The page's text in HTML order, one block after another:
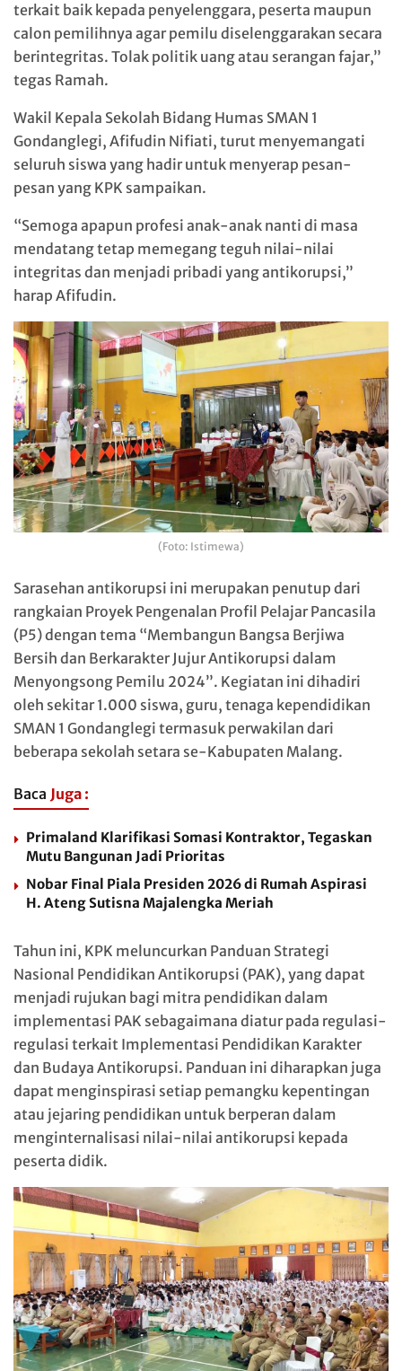
terkait baik kepada penyelenggara, peserta maupun
calon pemilihnya agar pemilu diselenggarakan secara
berintegritas. Tolak politik uang atau serangan fajar,”
tegas Ramah.
Wakil Kepala Sekolah Bidang Humas SMAN 1
Gondanglegi, Afifudin Nifiati, turut menyemangati
seluruh siswa yang hadir untuk menyerap pesan-
pesan yang KPK sampaikan.
“Semoga apapun profesi anak-anak nanti di masa
mendatang tetap memegang teguh nilai-nilai
integritas dan menjadi pribadi yang antikorupsi,”
harap Afifudin.
(Foto: Istimewa)
Sarasehan antikorupsi ini merupakan penutup dari
rangkaian Proyek Pengenalan Profil Pelajar Pancasila
(P5) dengan tema “Membangun Bangsa Berjiwa
Bersih dan Berkarakter Jujur Antikorupsi dalam
Menyongsong Pemilu 2024”. Kegiatan ini dihadiri
oleh sekitar 1.000 siswa, guru, tenaga kependidikan
SMAN 1 Gondanglegi termasuk perwakilan dari
beberapa sekolah setara se-Kabupaten Malang.
Baca Juga :
Primaland Klarifikasi Somasi Kontraktor, Tegaskan
Mutu Bangunan Jadi Prioritas
Nobar Final Piala Presiden 2026 di Rumah Aspirasi
H. Ateng Sutisna Majalengka Meriah
Tahun ini, KPK meluncurkan Panduan Strategi
Nasional Pendidikan Antikorupsi (PAK), yang dapat
menjadi rujukan bagi mitra pendidikan dalam
implementasi PAK sebagaimana diatur pada regulasi-
regulasi terkait Implementasi Pendidikan Karakter
dan Budaya Antikorupsi. Panduan ini diharapkan juga
dapat menginspirasi setiap pemangku kepentingan
atau jejaring pendidikan untuk berperan dalam
menginternalisasi nilai-nilai antikorupsi kepada
peserta didik.